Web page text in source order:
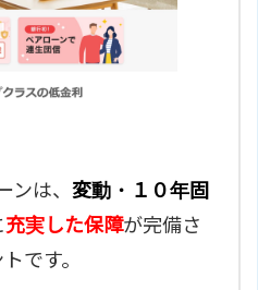
は、 変動・１０年固
充実した保障が完備さ
です。